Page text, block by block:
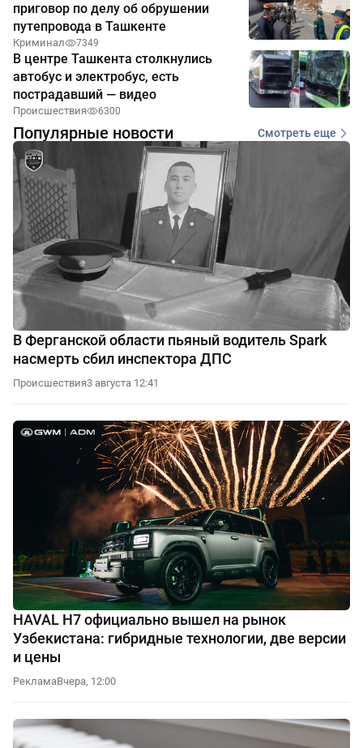
приговор по делу об обрушении
путепровода в Ташкенте
Криминал 7349
В центре Ташкента столкнулись
автобус и электробус, есть
пострадавший — видео
Происшествия 6300
Популярные новости Смотреть еще
В Ферганской области пьяный водитель Spark
насмерть сбил инспектора ДПС
Происшествия3 августа 12:41
HAVAL H7 официально вышел на рынок
Узбекистана: гибридные технологии, две версии
и цены
РекламаВчера, 12:00